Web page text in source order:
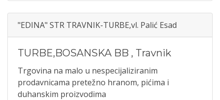
"EDINA" STR TRAVNIK-TURBE,vl. Palić Esad
TURBE,BOSANSKA BB , Travnik
Trgovina na malo u nespecijaliziranim
prodavnicama pretežno hranom, pićima i
duhanskim proizvodima